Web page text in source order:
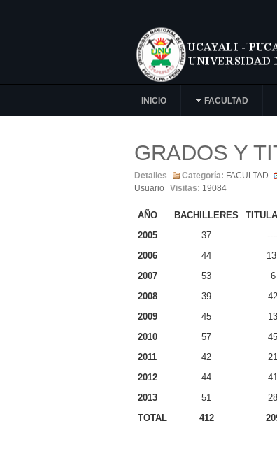
INICIO FACULTAD
GRADOS Y
Detalles Categoría: FACULTAD
Usuario
Visitas: 19084
AÑO BACHILLERES
2005
37
2006
44
13
2007
53
6
2008
39
42
2009
45
13
2010
57
45
2011
42
21
2012
44
41
2013
51
28
TOTAL
412